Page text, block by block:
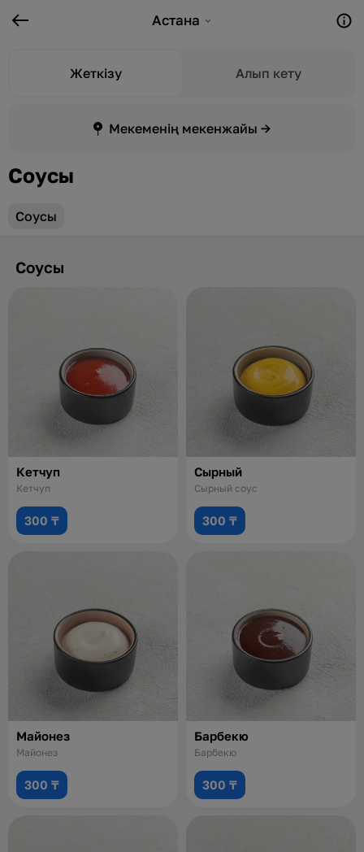
Астана
Жеткізу Алып кету
Мекеменің мекенжайы →
Соусы
Соусы
Соусы
Кетчуп
Кетчуп
300 ₸
Сырный
Сырный соус
300 ₸
Майонез
Майонез
300 ₸
Барбекю
Барбекю
300 ₸